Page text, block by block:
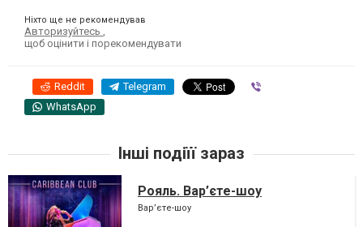
Ніхто ще не рекомендував
Авторизуйтесь ,
щоб оцінити і порекомендувати
Reddit Telegram
WhatsApp
Інші подіїї зараз
Рояль. Вар’єте-шоу
Вар’єте-шоу